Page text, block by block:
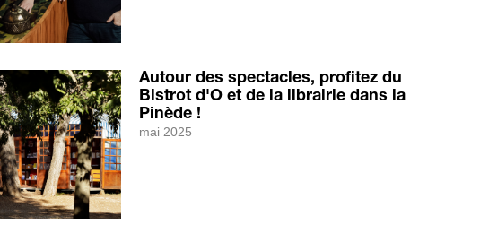
Autour des spectacles, profitez du
Bistrot d'O et de la librairie dans la
Pinède !
mai 2025